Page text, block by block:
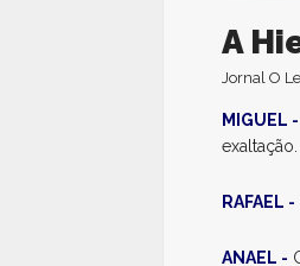
A
Jornal O
MIGUEL -
exaltação.
RAFAEL -
ANAEL -